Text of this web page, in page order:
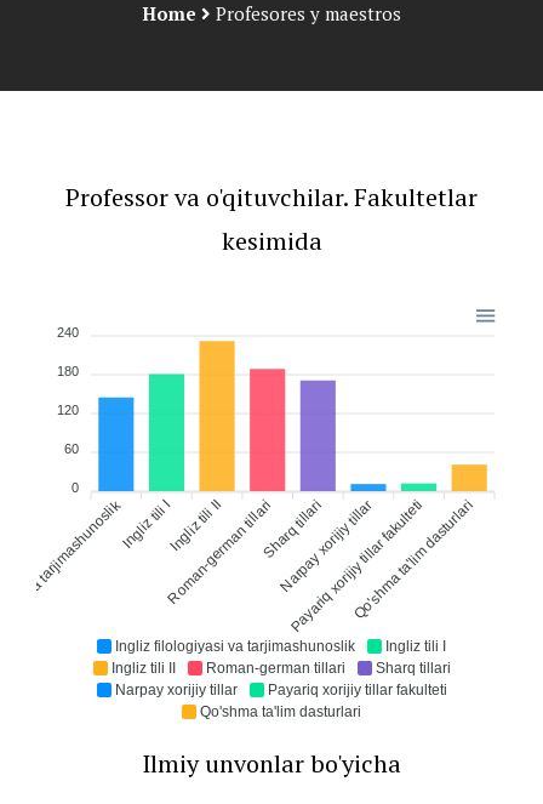
Home Profesores y maestros
Professor va o'qituvchilar. Fakultetlar
kesimida
Ingliz filologiyasi va tarjimashunoslik
Ingliz tili I
Ingliz tili II
Roman-german tillari
Sharq tillari
Narpay xorijiy tillar
Payariq xorijiy tillar fakulteti
Qo'shma ta'lim dasturlari
tarjimashunoslikIngliz tili IIngliz tili II
Roman-german tillariSharq tillari
Narpay xorijiy tillar
Payariq xorijiy tillar fakulteti
Qo'shma ta'lim dasturlari
240
180
120
60
0
Ilmiy unvonlar bo'yicha